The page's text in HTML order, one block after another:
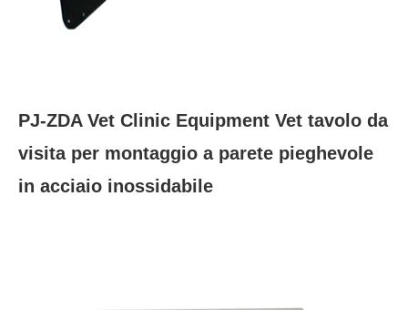
PJ-ZDA Vet Clinic Equipment Vet tavolo da
visita per montaggio a parete pieghevole
in acciaio inossidabile